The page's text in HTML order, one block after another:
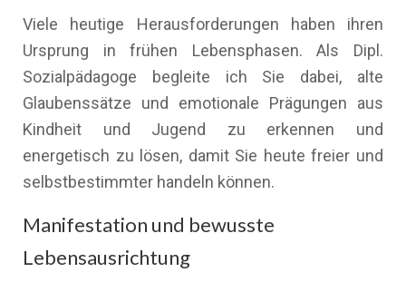
Viele heutige Herausforderungen haben ihren
Ursprung in frühen Lebensphasen. Als Dipl.
Sozialpädagoge begleite ich Sie dabei, alte
Glaubenssätze und emotionale Prägungen aus
Kindheit und Jugend zu erkennen und
energetisch zu lösen, damit Sie heute freier und
selbstbestimmter handeln können.
Manifestation und bewusste
Lebensausrichtung